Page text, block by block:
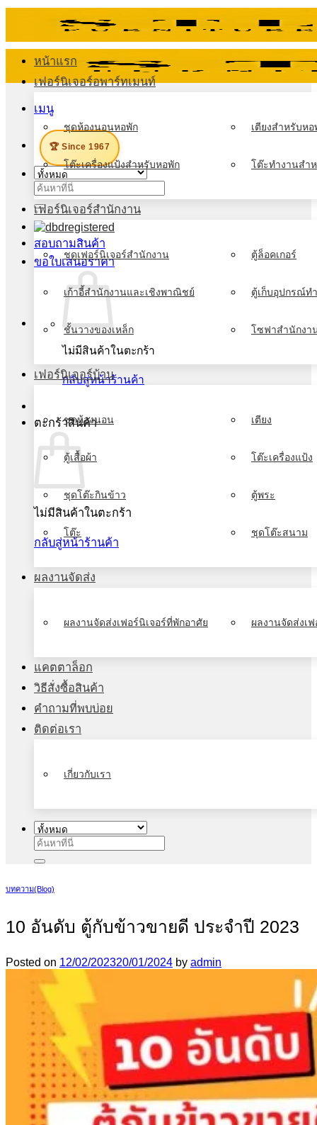
ยัง
เนื้อหา
เมนู
🏆 Since 1967
ค้นหา:
สอบถามสินค้า
ขอใบเสนอราคา
ไม่มีสินค้าในตะกร้า
กลับสู่หน้าร้านค้า
ตะกร้าสินค้า
ไม่มีสินค้าในตะกร้า
กลับสู่หน้าร้านค้า
หน้าแรก
เฟอร์นิเจอร์อพาร์ทเมนท์
ชุดห้องนอนหอพัก เตียงสำหรับหอ
โต๊ะเครื่องแป้งสำหรับหอพัก โต๊ะทำงานสำ
เฟอร์นิเจอร์สำนักงาน
ชุดเฟอร์นิเจอร์สำนักงาน ตู้ล็อคเกอร์
เก้าอี้สำนักงานและเชิงพาณิชย์ ตู้เก็บอุปกรณ์ท
ชั้นวางของเหล็ก โซฟาสำนักงา
เฟอร์นิเจอร์บ้าน
ชุดห้องนอน เตียง
ตู้เสื้อผ้า โต๊ะเครื่องแป้ง
ชุดโต๊ะกินข้าว ตู้พระ
โต๊ะ ชุดโต๊ะสนาม
ผลงานจัดส่ง
ผลงานจัดส่งเฟอร์นิเจอร์ที่พักอาศัย ผลงานจัดส่งเ
แคตตาล็อก
วิธีสั่งซื้อสินค้า
คำถามที่พบบ่อย
ติดต่อเรา
เกี่ยวกับเรา
ค้นหา:
บทความ(ฺBlog)
10 อันดับ ตู้กับข้าวขายดี ประจำปี 2023
Posted on 12/02/202320/01/2024 by admin